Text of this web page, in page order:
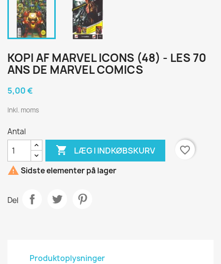
KOPI AF MARVEL ICONS (48) - LES 70
ANS DE MARVEL COMICS
5,00 €
Inkl. moms
Antal
 LÆG I INDKØBSKURV
favorite_border
 Sidste elementer på lager
Del
Produktoplysninger